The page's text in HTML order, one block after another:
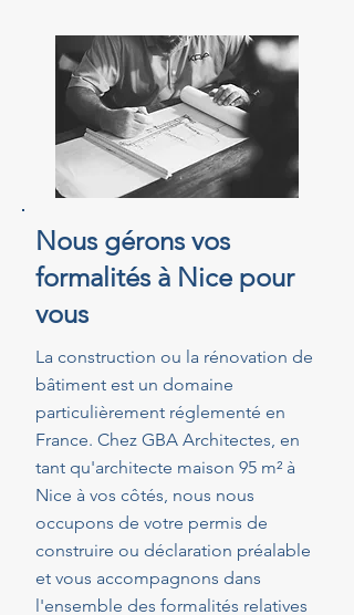
Nous gérons vos
formalités à Nice pour
vous
La construction ou la rénovation de
bâtiment est un domaine
particulièrement réglementé en
France. Chez GBA Architectes, en
tant qu'architecte maison 95 m² à
Nice à vos côtés, nous nous
occupons de votre permis de
construire ou déclaration préalable
et vous accompagnons dans
l'ensemble des formalités relatives